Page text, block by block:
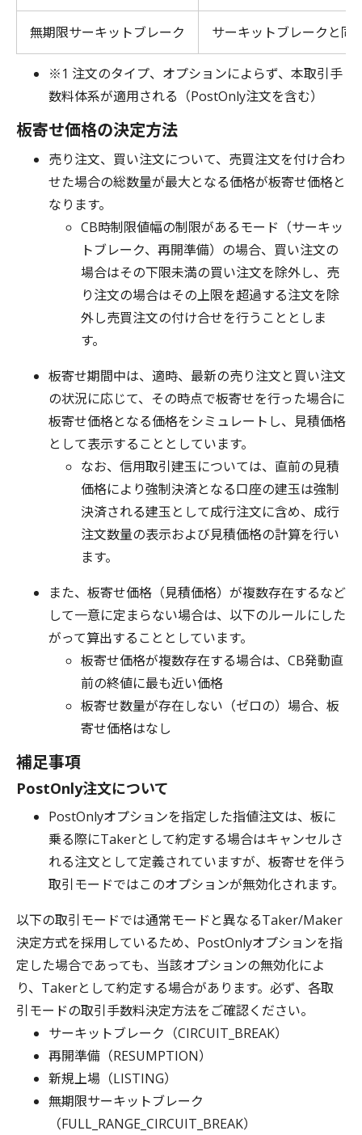
無期限サーキットブレーク サーキットブレークと同
※1 注文のタイプ、オプションによらず、本取引手
数料体系が適用される（PostOnly注文を含む）
板寄せ価格の決定方法
売り注文、買い注文について、売買注文を付け合わ
せた場合の総数量が最大となる価格が板寄せ価格と
なります。
CB時制限値幅の制限があるモード（サーキッ
トブレーク、再開準備）の場合、買い注文の
場合はその下限未満の買い注文を除外し、売
り注文の場合はその上限を超過する注文を除
外し売買注文の付け合せを行うこととしま
す。
板寄せ期間中は、適時、最新の売り注文と買い注文
の状況に応じて、その時点で板寄せを行った場合に
板寄せ価格となる価格をシミュレートし、見積価格
として表示することとしています。
なお、信用取引建玉については、直前の見積
価格により強制決済となる口座の建玉は強制
決済される建玉として成行注文に含め、成行
注文数量の表示および見積価格の計算を行い
ます。
また、板寄せ価格（見積価格）が複数存在するなど
して一意に定まらない場合は、以下のルールにした
がって算出することとしています。
板寄せ価格が複数存在する場合は、CB発動直
前の終値に最も近い価格
板寄せ数量が存在しない（ゼロの）場合、板
寄せ価格はなし
補足事項
PostOnly注文について
PostOnlyオプションを指定した指値注文は、板に
乗る際にTakerとして約定する場合はキャンセルさ
れる注文として定義されていますが、板寄せを伴う
取引モードではこのオプションが無効化されます。
以下の取引モードでは通常モードと異なるTaker/Maker
決定方式を採用しているため、PostOnlyオプションを指
定した場合であっても、当該オプションの無効化によ
り、Takerとして約定する場合があります。必ず、各取
引モードの取引手数料決定方法をご確認ください。
サーキットブレーク（CIRCUIT_BREAK）
再開準備（RESUMPTION）
新規上場（LISTING）
無期限サーキットブレーク
（FULL_RANGE_CIRCUIT_BREAK）